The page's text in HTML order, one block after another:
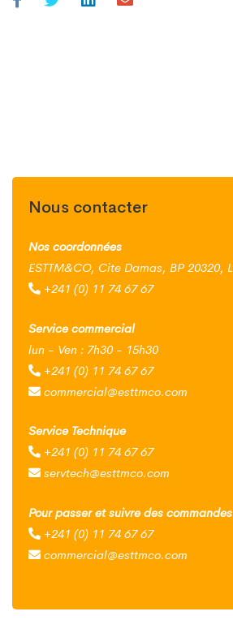
Nous contacter
Nos coordonnées
ESTTM&CO, Cite Damas, BP 20320,
+241 (0) 11 74 67 67
Service commercial
lun - Ven : 7h30 - 15h30
+241 (0) 11 74 67 67
commercial@esttmco.com
Service Technique
+241 (0) 11 74 67 67
servtech@esttmco.com
Pour passer et suivre des commandes
+241 (0) 11 74 67 67
commercial@esttmco.com